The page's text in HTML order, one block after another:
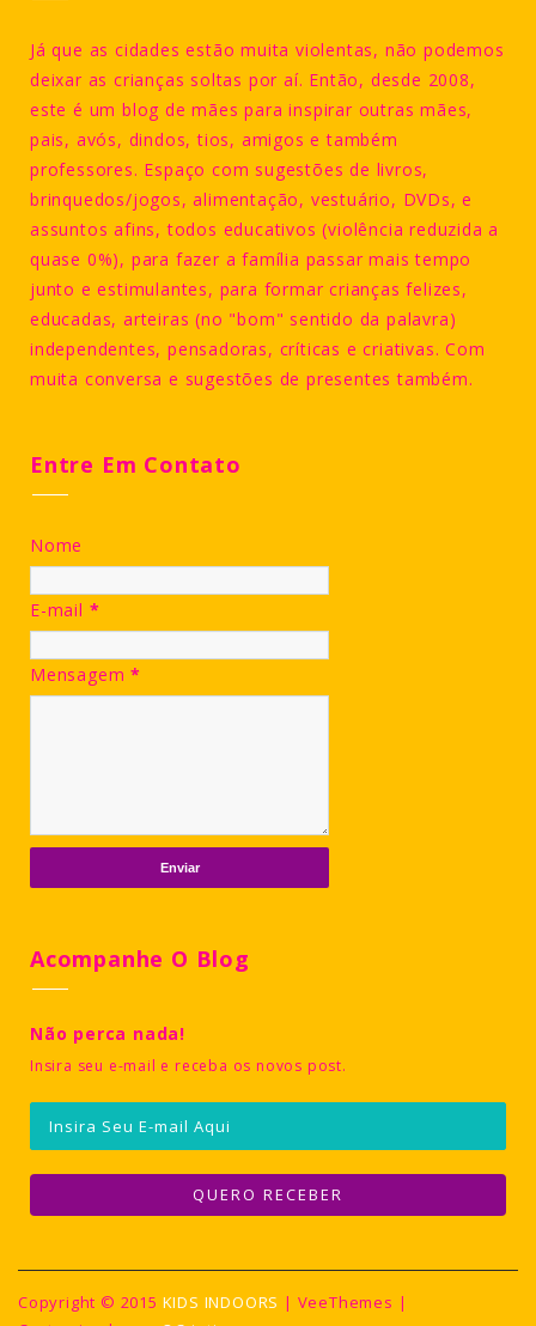
Já que as cidades estão muita violentas, não podemos
deixar as crianças soltas por aí. Então, desde 2008,
este é um blog de mães para inspirar outras mães,
pais, avós, dindos, tios, amigos e também
professores. Espaço com sugestões de livros,
brinquedos/jogos, alimentação, vestuário, DVDs, e
assuntos afins, todos educativos (violência reduzida a
quase 0%), para fazer a família passar mais tempo
junto e estimulantes, para formar crianças felizes,
educadas, arteiras (no "bom" sentido da palavra)
independentes, pensadoras, críticas e criativas. Com
muita conversa e sugestões de presentes também.
Entre Em Contato
Nome
E-mail *
Mensagem*
Acompanhe O Blog
Não perca nada!
Insira seu e-mail e receba os novos post.
Copyright © 2015 KIDS INDOORS | VeeThemes |